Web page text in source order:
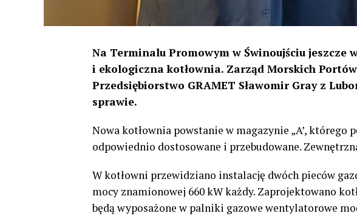
Na Terminalu Promowym w Świnoujściu jeszcze
i ekologiczna kotłownia. Zarząd Morskich
Przedsiębiorstwo GRAMET Sławomir Gray z
sprawie.
Nowa kotłownia powstanie w magazynie „A’, którego
odpowiednio dostosowane i przebudowane.
W kotłowni przewidziano instalację dwóch pieców
mocy znamionowej 660 kW każdy. Zaprojektowano
będą wyposażone w palniki gazowe wentylatorowe